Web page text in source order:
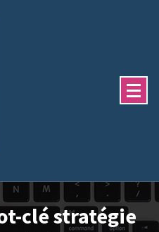
clé stratégie